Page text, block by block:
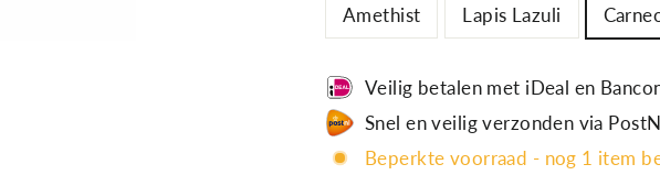
Amethist Lapis Lazuli
Veilig betalen met iDeal en
Snel en veilig verzonden via
Beperkte voorraad - nog 1 item